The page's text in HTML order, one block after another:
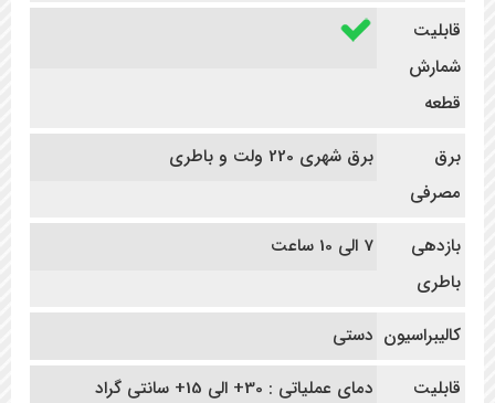
قابلیت
شمارش
قطعه
برق
مصرفی
برق شهری 220 ولت و باطری
بازدهی
باطری
7 الی 10 ساعت
کالیبراسیون دستی
قابلیت
دمای عملیاتی : 30+ الی 15+ سانتی گراد